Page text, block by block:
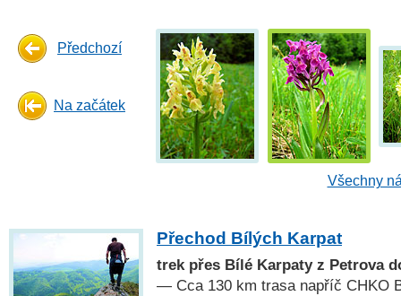
Předchozí
Na začátek
Všechny
Přechod Bílých Karpat
trek přes Bílé Karpaty z Petrova
— Cca 130 km trasa napříč CHKO